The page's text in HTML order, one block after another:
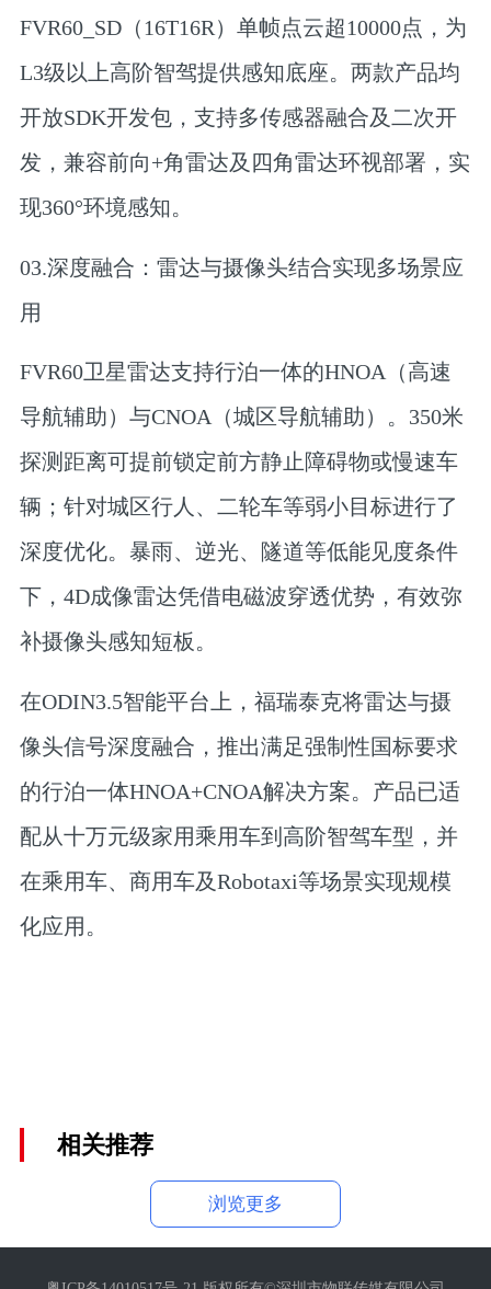
FVR60_SD（16T16R）单帧点云超10000点，为
L3级以上高阶智驾提供感知底座。两款产品均
开放SDK开发包，支持多传感器融合及二次开
发，兼容前向+角雷达及四角雷达环视部署，实
现360°环境感知。
03.深度融合：雷达与摄像头结合实现多场景应
用
FVR60卫星雷达支持行泊一体的HNOA（高速
导航辅助）与CNOA（城区导航辅助）。350米
探测距离可提前锁定前方静止障碍物或慢速车
辆；针对城区行人、二轮车等弱小目标进行了
深度优化。暴雨、逆光、隧道等低能见度条件
下，4D成像雷达凭借电磁波穿透优势，有效弥
补摄像头感知短板。
在ODIN3.5智能平台上，福瑞泰克将雷达与摄
像头信号深度融合，推出满足强制性国标要求
的行泊一体HNOA+CNOA解决方案。产品已适
配从十万元级家用乘用车到高阶智驾车型，并
在乘用车、商用车及Robotaxi等场景实现规模
化应用。
相关推荐
浏览更多